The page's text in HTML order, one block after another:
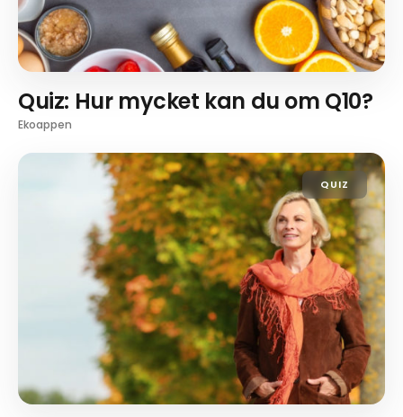
Quiz: Hur mycket kan du om Q10?
Ekoappen
QUIZ